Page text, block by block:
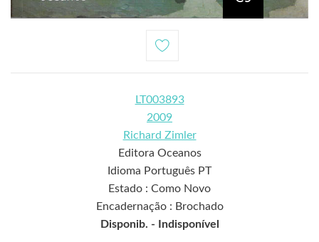
LT003893
2009
Richard Zimler
Editora Oceanos
Idioma Português PT
Estado : Como Novo
Encadernação : Brochado
Disponib. -
Indisponível